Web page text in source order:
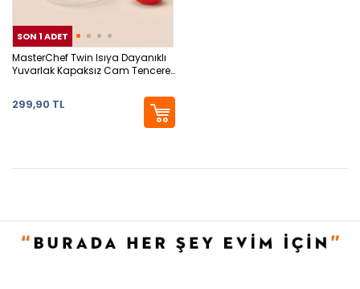
SON 1 ADET
MasterChef Twin Isıya Dayanıklı
Yuvarlak Kapaksız Cam Tencere
299,90 TL